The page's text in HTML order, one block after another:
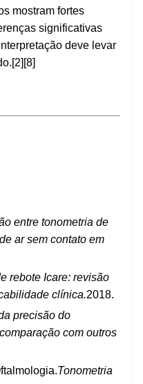
mostram fortes
significativas
deve levar
entre tonometria de
ar sem contato em
rebote Icare: revisão
clínica.2018.
precisão do
com outros
Tonometria